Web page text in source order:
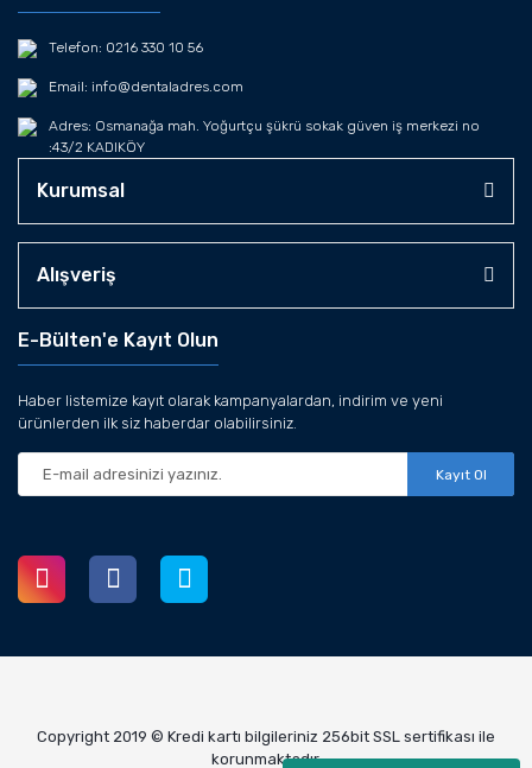
Telefon: 0216 330 10 56
Email: info@dentaladres.com
Adres: Osmanağa mah. Yoğurtçu şükrü sokak güven iş merkezi no
:43/2 KADIKÖY
Kurumsal
Alışveriş
E-Bülten'e Kayıt Olun
Haber listemize kayıt olarak kampanyalardan, indirim ve yeni
ürünlerden ilk siz haberdar olabilirsiniz.
Kayıt Ol
Copyright 2019 © Kredi kartı bilgileriniz 256bit SSL sertifikası ile
korunmaktadır.